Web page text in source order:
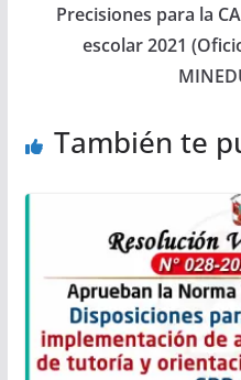
Precisiones para la
escolar 2021
También te